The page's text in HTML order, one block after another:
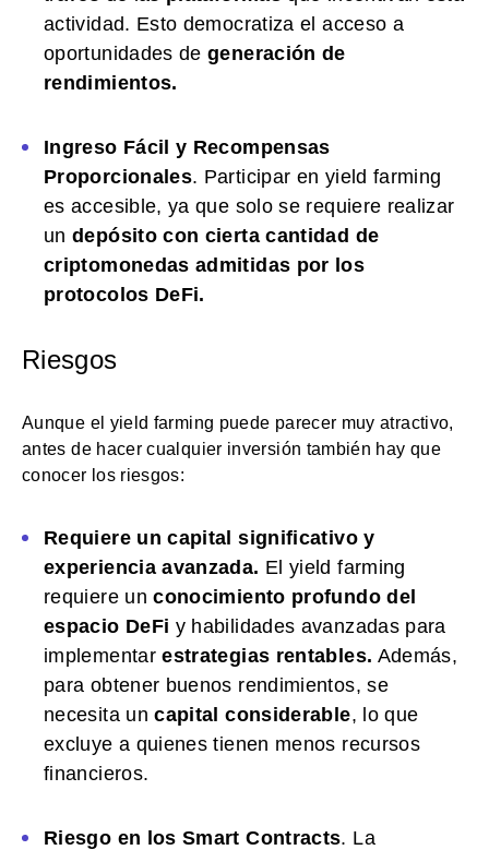
actividad. Esto democratiza el acceso a
oportunidades degeneración de
rendimientos.
Ingreso Fácil y Recompensas
Proporcionales. Participar en yield farming
es accesible, ya que solo se requiere realizar
undepósito con cierta cantidad de
criptomonedas admitidas por los
protocolos DeFi.
Riesgos
Aunque el yield farming puede parecer muy atractivo,
antes de hacer cualquier inversión también hay que
conocer los riesgos:
Requiere un capital significativo y
experiencia avanzada. El yield farming
requiere unconocimiento profundo del
espacio DeFi y habilidades avanzadas para
implementarestrategias rentables. Además,
para obtener buenos rendimientos, se
necesita uncapital considerable, lo que
excluye a quienes tienen menos recursos
financieros.
Riesgo en los Smart Contracts. La